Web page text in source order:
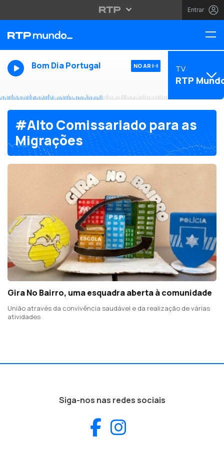
Entrar
Bom Dia Portugal NO AR TV
RTP
#Alto Comissariado para as
Migrações
Gira No Bairro, uma esquadra aberta à comunidade
União através da convivência saudável e da realização de várias
atividades
Siga-nos nas redes sociais
Facebook